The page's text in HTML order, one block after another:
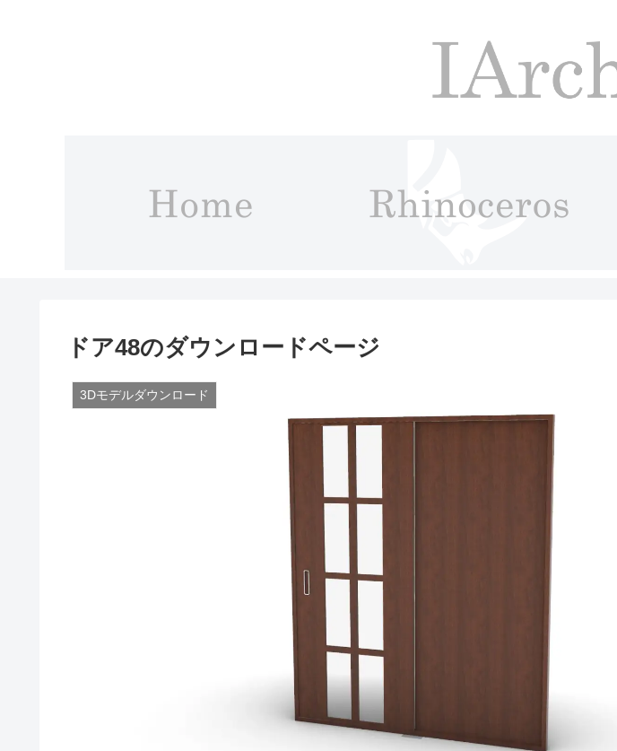
ドア48のダウンロードページ
3Dモデルダウンロード